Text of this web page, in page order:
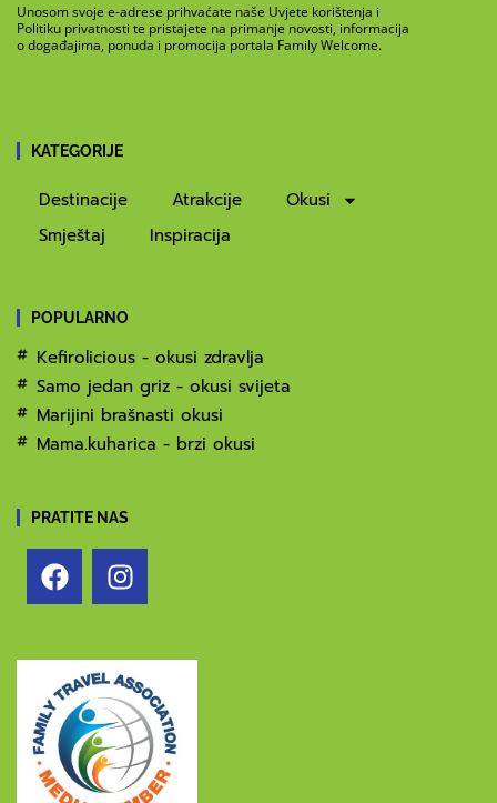
Unosom svoje e-adrese prihvaćate naše Uvjete korištenja i
Politiku privatnosti te pristajete na primanje novosti, informacija
o događajima, ponuda i promocija portala Family Welcome.
KATEGORIJE
Destinacije Atrakcije
Okusi
Smještaj
Inspiracija
POPULARNO
Kefirolicious - okusi zdravlja
Samo jedan griz - okusi svijeta
Marijini brašnasti okusi
Mama.kuharica - brzi okusi
PRATITE NAS